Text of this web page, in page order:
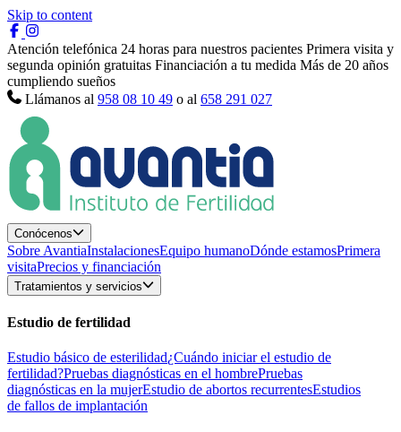
Skip to content
Atención telefónica 24 horas para nuestros pacientes Primera visita y
segunda opinión gratuitas Financiación a tu medida Más de 20 años
cumpliendo sueños
Llámanos al 958 08 10 49 o al 658 291 027
Conócenos
Sobre AvantiaInstalacionesEquipo humanoDónde estamosPrimera
visitaPrecios y financiación
Tratamientos y servicios
Estudio de fertilidad
Estudio básico de esterilidad¿Cuándo iniciar el estudio de
fertilidad?Pruebas diagnósticas en el hombrePruebas
diagnósticas en la mujerEstudio de abortos recurrentesEstudios
de fallos de implantación